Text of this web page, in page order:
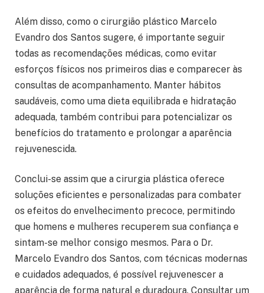
Além disso, como o cirurgião plástico Marcelo
Evandro dos Santos sugere, é importante seguir
todas as recomendações médicas, como evitar
esforços físicos nos primeiros dias e comparecer às
consultas de acompanhamento. Manter hábitos
saudáveis, como uma dieta equilibrada e hidratação
adequada, também contribui para potencializar os
benefícios do tratamento e prolongar a aparência
rejuvenescida.
Conclui-se assim que a cirurgia plástica oferece
soluções eficientes e personalizadas para combater
os efeitos do envelhecimento precoce, permitindo
que homens e mulheres recuperem sua confiança e
sintam-se melhor consigo mesmos. Para o Dr.
Marcelo Evandro dos Santos, com técnicas modernas
e cuidados adequados, é possível rejuvenescer a
aparência de forma natural e duradoura. Consultar um